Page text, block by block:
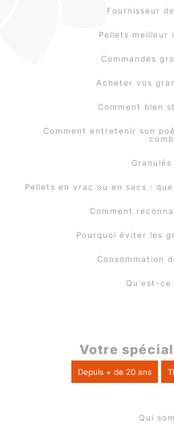
Fournisseur
Pellets meilleur
Commandes
Acheter vos
Comment bien
Comment entretenir son
Pellets en vrac ou en sacs :
Comment
Pourquoi éviter les
Consommation
Qu'est-ce
Votre
Depuis + de 20 ans
Qui